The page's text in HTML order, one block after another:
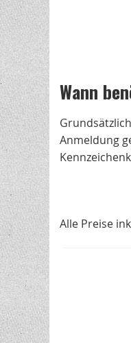
Wann
Anmeldung
Alle Preise